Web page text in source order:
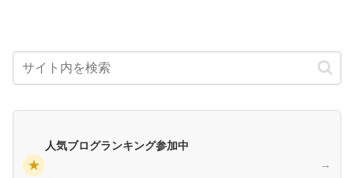
★
人気ブログランキング参加中
→